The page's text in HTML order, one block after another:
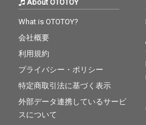
About OTOTOY
What is OTOTOY?
会社概要
利用規約
プライバシー・ポリシー
特定商取引法に基づく表示
外部データ連携しているサービ
スについて